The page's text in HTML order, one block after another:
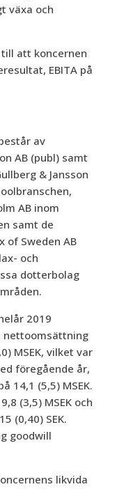
växa och
att koncernen
EBITA på
av
AB (publ) samt
& Jansson
AB inom
samt de
of Sweden AB
och
dotterbolag
2019
nettoomsättning
MSEK, vilket var
föregående år,
14,1 (5,5) MSEK.
(3,5) MSEK och
(0,40) SEK.
goodwill
likvida